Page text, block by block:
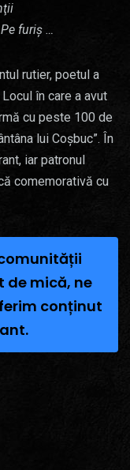
furiş …
rutier, poetul a
în care a avut
cu peste 100 de
lui Coşbuc”. În
iar patronul
comemorativă cu
de mică, ne
conținut